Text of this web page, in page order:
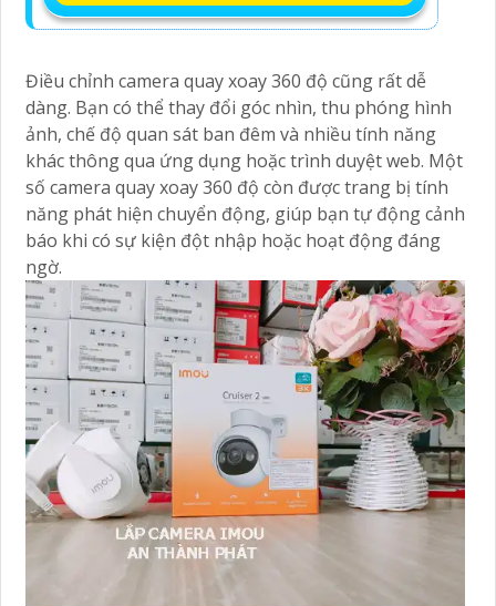
Điều chỉnh camera quay xoay 360 độ cũng rất dễ
dàng. Bạn có thể thay đổi góc nhìn, thu phóng hình
ảnh, chế độ quan sát ban đêm và nhiều tính năng
khác thông qua ứng dụng hoặc trình duyệt web. Một
số camera quay xoay 360 độ còn được trang bị tính
năng phát hiện chuyển động, giúp bạn tự động cảnh
báo khi có sự kiện đột nhập hoặc hoạt động đáng
ngờ.